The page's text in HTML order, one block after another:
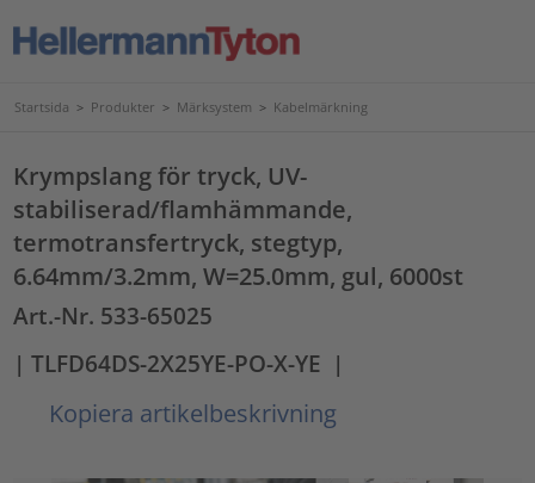
Startsida > Produkter > Märksystem > Kabelmärkning
Krympslang för tryck, UV-
stabiliserad/flamhämmande,
termotransfertryck, stegtyp,
6.64mm/3.2mm, W=25.0mm, gul, 6000st
Art.-Nr. 533-65025
| TLFD64DS-2X25YE-PO-X-YE |
Kopiera artikelbeskrivning